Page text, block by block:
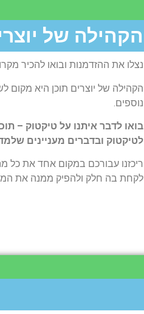
הקהילה של
נצלו את ההזדמנות ובואו להכיר
הקהילה של יוצרים תוכן היא מקום
נוספים.
בואו לדבר איתנו על טיקטוק –
לטיקטוק ובדברים מעניינים
ריכזנו עבורכם במקום אחד את כל
לקחת בה חלק ולהפיק ממנה את